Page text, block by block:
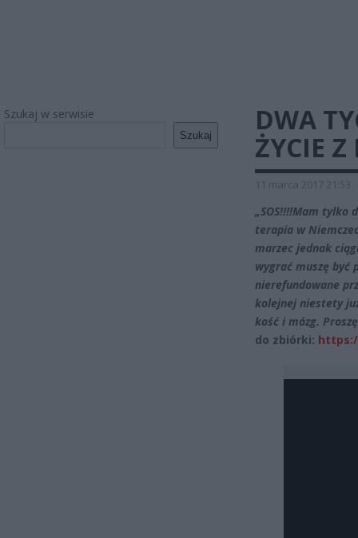
Szukaj w serwisie
Szukaj
DWA
ŻYCIE
11 marca 2017 21:53
„SOS!!!!Mam tylko
terapia w
marzec jednak
wygrać muszę
nierefundowane
kolejnej niestety
kość i mózg.
do zbiórki: